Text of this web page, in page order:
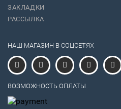
ЗАКЛАДКИ
РАССЫЛКА
НАШ МАГАЗИН В СОЦСЕТЯХ
ВОЗМОЖНОСТЬ ОПЛАТЫ